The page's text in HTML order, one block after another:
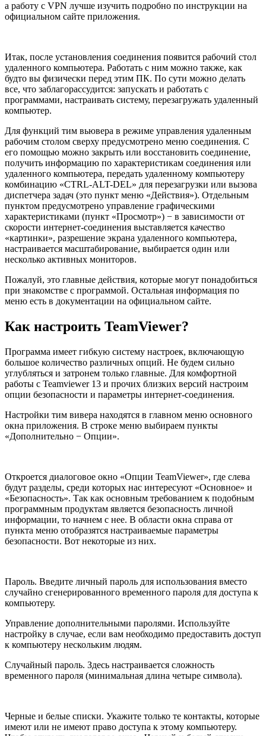
а работу с VPN лучше изучить подробно по инструкции на
официальном сайте приложения.
Итак, после установления соединения появится рабочий стол
удаленного компьютера. Работать с ним можно также, как
будто вы физически перед этим ПК. По сути можно делать
все, что заблагорассудится: запускать и работать с
программами, настраивать систему, перезагружать удаленный
компьютер.
Для функций тим вьювера в режиме управления удаленным
рабочим столом сверху предусмотрено меню соединения. С
его помощью можно закрыть или восстановить соединение,
получить информацию по характеристикам соединения или
удаленного компьютера, передать удаленному компьютеру
комбинацию «CTRL-ALT-DEL» для перезагрузки или вызова
диспетчера задач (это пункт меню «Действия»). Отдельным
пунктом предусмотрено управление графическими
характеристиками (пункт «Просмотр») − в зависимости от
скорости интернет-соединения выставляется качество
«картинки», разрешение экрана удаленного компьютера,
настраивается масштабирование, выбирается один или
несколько активных мониторов.
Пожалуй, это главные действия, которые могут понадобиться
при знакомстве с программой. Остальная информация по
меню есть в документации на официальном сайте.
Как настроить TeamViewer?
Программа имеет гибкую систему настроек, включающую
большое количество различных опций. Не будем сильно
углубляться и затронем только главные. Для комфортной
работы с Teamviewer 13 и прочих близких версий настроим
опции безопасности и параметры интернет-соединения.
Настройки тим вивера находятся в главном меню основного
окна приложения. В строке меню выбираем пункты
«Дополнительно − Опции».
Откроется диалоговое окно «Опции TeamViewer», где слева
будут разделы, среди которых нас интересуют «Основное» и
«Безопасность». Так как основным требованием к подобным
программным продуктам является безопасность личной
информации, то начнем с нее. В области окна справа от
пункта меню отобразятся настраиваемые параметры
безопасности. Вот некоторые из них.
Пароль. Введите личный пароль для использования вместо
случайно сгенерированного временного пароля для доступа к
компьютеру.
Управление дополнительными паролями. Используйте
настройку в случае, если вам необходимо предоставить доступ
к компьютеру нескольким людям.
Случайный пароль. Здесь настраивается сложность
временного пароля (минимальная длина четыре символа).
Черные и белые списки. Укажите только те контакты, которые
имеют или не имеют право доступа к этому компьютеру.